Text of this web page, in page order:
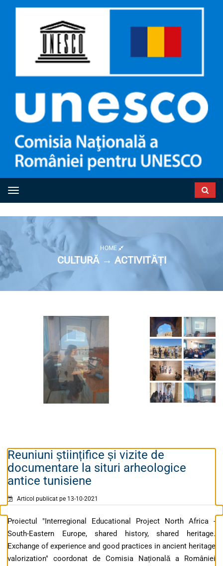
Toggle navigation
HOME
CULTURĂ → ACTIVITĂȚI
Reuniuni științifice și vizite de
documentare la situri arheologice
antice tunisiene
Articol publicat pe 13-10-2021
Proiectul "Interregional Educational Project North Africa -
South-Eastern Europe, shared history, shared heritage.
Exchange of experience and good practices in ancient heritage
valorization" coordonat de Comisia Națională a României